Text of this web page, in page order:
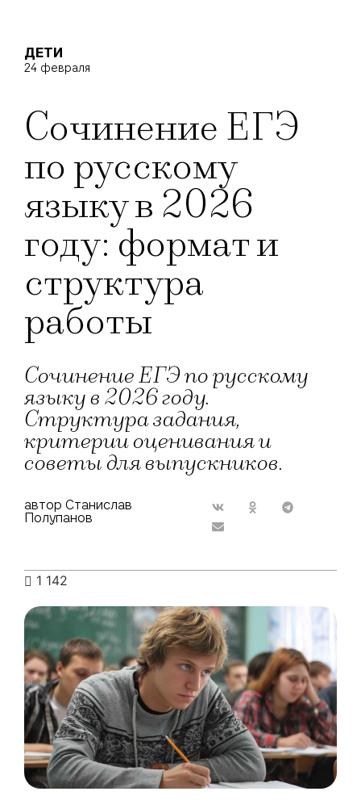
ДЕТИ
24 февраля
Сочинение ЕГЭ
по русскому
языку в 2026
году: формат и
структура
работы
Сочинение ЕГЭ по русскому
языку в 2026 году.
Структура задания,
критерии оценивания и
советы для выпускников.
автор Станислав
Полупанов
1 142